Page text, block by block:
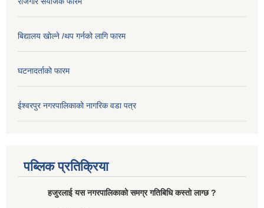
बिद्यालय खोल्ने /थप गर्नको लागि फारम
घटनादर्ताको फारम
ईश्वरपुर नगरपालिकाको नागरिक वडा पत्र
पब्लिक प्रतिक्रिया
हजुरलाई यस नगरपालिकाको समग्र गतिबिधि कस्तो लाग्छ ?